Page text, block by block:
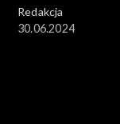
Redakcja
30.06.2024